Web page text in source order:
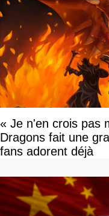
« Je n'en crois pas
Dragons fait une
fans adorent déjà